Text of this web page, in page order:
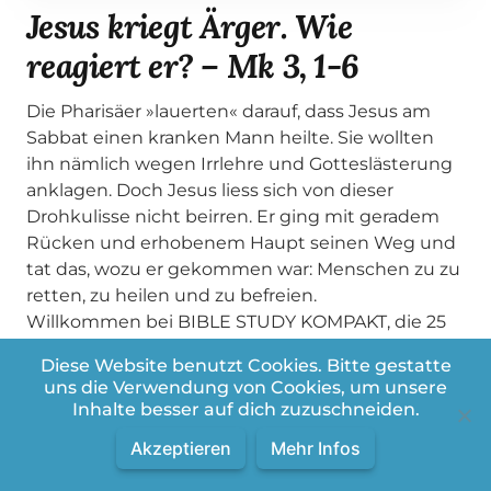
Jesus kriegt Ärger. Wie
reagiert er? – Mk 3, 1-6
Die Pharisäer »lauerten« darauf, dass Jesus am
Sabbat einen kranken Mann heilte. Sie wollten
ihn nämlich wegen Irrlehre und Gotteslästerung
anklagen. Doch Jesus liess sich von dieser
Drohkulisse nicht beirren. Er ging mit geradem
Rücken und erhobenem Haupt seinen Weg und
tat das, wozu er gekommen war: Menschen zu zu
retten, zu heilen und zu befreien.
Willkommen bei BIBLE STUDY KOMPAKT, die 25
LIVE
Heutiger Bibeltext:
WICHTIG: BIBLE STUDY gibts auch im Live-
Format. Jeden Dienstag um 20:30 findet auf
Diese Website benutzt Cookies. Bitte gestatte
uns die Verwendung von Cookies, um unsere
Inhalte besser auf dich zuzuschneiden.
Akzeptieren Mehr Infos